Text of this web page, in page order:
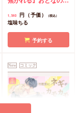
典漫画ペーパー
1,540 円（予価） （税込）
塩味ちる
予約する
New コミック